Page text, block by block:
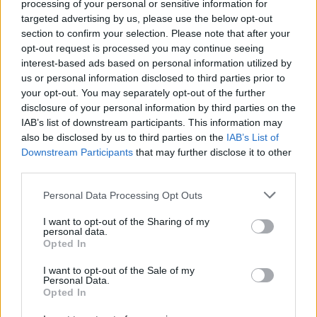
processing of your personal or sensitive information for
targeted advertising by us, please use the below opt-out
section to confirm your selection. Please note that after your
opt-out request is processed you may continue seeing
interest-based ads based on personal information utilized by
us or personal information disclosed to third parties prior to
your opt-out. You may separately opt-out of the further
disclosure of your personal information by third parties on the
IAB’s list of downstream participants. This information may
also be disclosed by us to third parties on the IAB’s List of
Downstream Participants that may further disclose it to other
Please note that this website/app uses one or more Google
not limited to your visit or usage behaviour. You may click to
grant or deny consent to Google and its third-party tags to
use your data for below specified purposes in below Google
consent section.
Personal Data Processing Opt Outs
I want to opt-out of the Sharing of my
personal data.
Opted In
I want to opt-out of the Sale of my
Personal Data.
Opted In
de 2021
0,0001
0,0001
0,0001
Novembro
de 2021
0,0001
0,0001
0,0001
14%
Dezembro
de 2021
$
0,0001
$
0,0001
$ 0,0001
$
0,0001
13%
Previsão de preço do Floki Inu para 2022
% De
variação
Janeiro de
$
0,0001
12%
Fevereiro
de 2022
$
0,0001
$ 0,0001 6%